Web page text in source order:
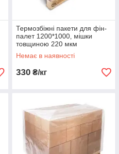
Термозбіжні пакети для фін-
палет 1200*1000, мішки
товщиною 220 мкм
Немає в наявності
330 ₴/кг